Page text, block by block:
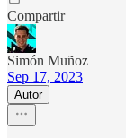
Compartir
Simón Muñoz
Sep 17, 2023
Autor